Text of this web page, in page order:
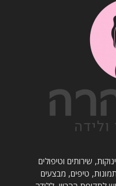
שירותים וטיפולים
תמונות, טיפים, מבצעים